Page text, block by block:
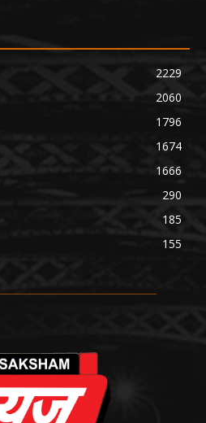
2229
2060
1796
1674
1666
290
185
155